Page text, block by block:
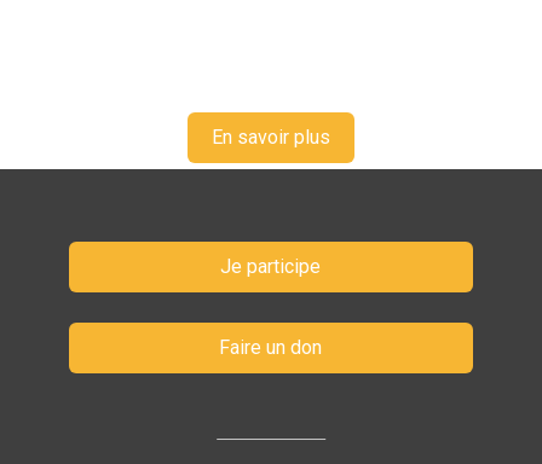
En savoir plus
Je participe
Faire un don